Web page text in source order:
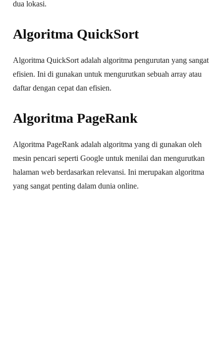
dua lokasi.
Algoritma QuickSort
Algoritma QuickSort adalah algoritma pengurutan yang sangat
efisien. Ini di gunakan untuk mengurutkan sebuah array atau
daftar dengan cepat dan efisien.
Algoritma PageRank
Algoritma PageRank adalah algoritma yang di gunakan oleh
mesin pencari seperti Google untuk menilai dan mengurutkan
halaman web berdasarkan relevansi. Ini merupakan algoritma
yang sangat penting dalam dunia online.